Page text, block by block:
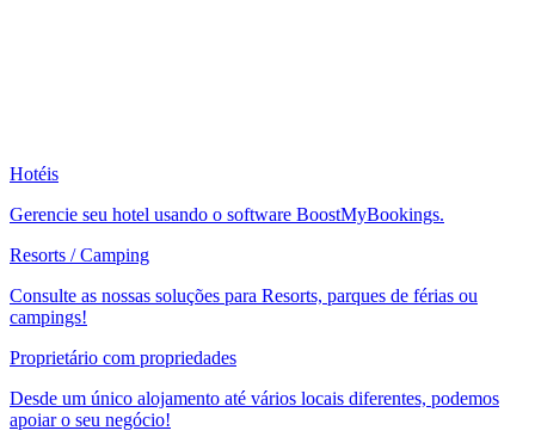
Hotéis
Gerencie seu hotel usando o software BoostMyBookings.
Resorts / Camping
Consulte as nossas soluções para Resorts, parques de férias ou
campings!
Proprietário com propriedades
Desde um único alojamento até vários locais diferentes, podemos
apoiar o seu negócio!